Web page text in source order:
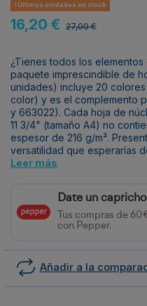
Últimas unidades en stock
16,20 € 27,00 €
¿Tienes todos los
paquete imprescindible de
unidades) incluye 20
color) y es el complemento
y 663022). Cada hoja de
11 3/4" (tamaño A4) no
espesor de 216 g/m².
versatilidad que esperarías
Leer más
Date un capricho
Tus compras de
con Pepper.
Añadir a la